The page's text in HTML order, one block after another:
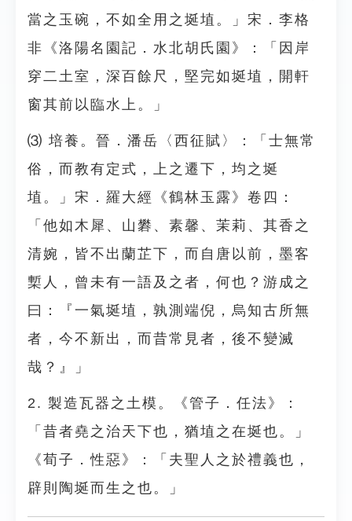
當之玉碗，不如全用之埏埴。」宋．李格
非《洛陽名園記．水北胡氏園》：「因岸
穿二土室，深百餘尺，堅完如埏埴，開軒
窗其前以臨水上。」
⑶ 培養。晉．潘岳〈西征賦〉：「士無常
俗，而教有定式，上之遷下，均之埏
埴。」宋．羅大經《鶴林玉露》卷四：
「他如木犀、山礬、素馨、茉莉、其香之
清婉，皆不出蘭芷下，而自唐以前，墨客
槧人，曾未有一語及之者，何也？游成之
曰：『一氣埏埴，孰測端倪，烏知古所無
者，今不新出，而昔常見者，後不變滅
哉？』」
2. 製造瓦器之土模。《管子．任法》：
「昔者堯之治天下也，猶埴之在埏也。」
《荀子．性惡》：「夫聖人之於禮義也，
辟則陶埏而生之也。」